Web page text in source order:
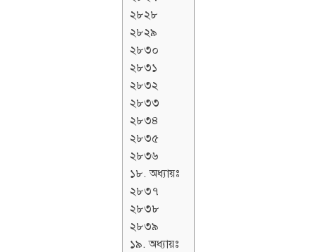
২৮২৮
২৮২৯
২৮৩০
২৮৩১
২৮৩২
২৮৩৩
২৮৩৪
২৮৩৫
২৮৩৬
১৮. অধ্যায়ঃ
২৮৩৭
২৮৩৮
২৮৩৯
১৯. অধ্যায়ঃ